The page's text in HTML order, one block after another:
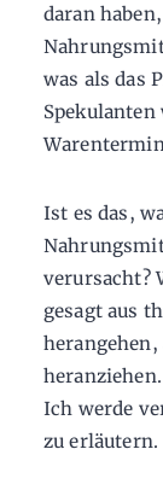
daran
was als das
Ist es das,
verursacht?
gesagt aus
herangehen,
Ich werde
zu erläutern.